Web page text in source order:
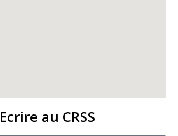
Ecrire au CRSS